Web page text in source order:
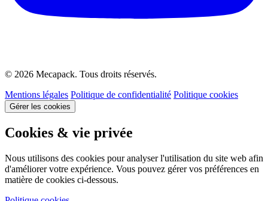
© 2026 Mecapack. Tous droits réservés.
Mentions légales Politique de confidentialité Politique cookies
Gérer les cookies
Cookies & vie privée
Nous utilisons des cookies pour analyser l'utilisation du site web afin
d'améliorer votre expérience. Vous pouvez gérer vos préférences en
matière de cookies ci-dessous.